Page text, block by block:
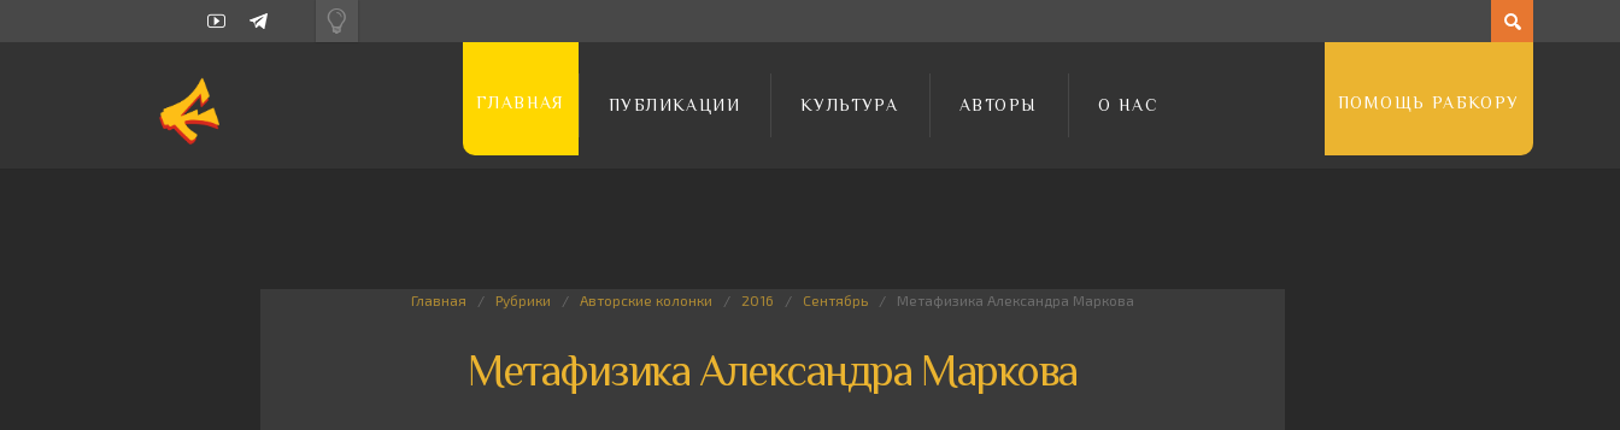
ГЛАВНАЯ ПУБЛИКАЦИИ КУЛЬТУРА АВТОРЫ О НАС ПОМОЩЬ РАБКОРУ
Главная Рубрики Авторские колонки 2016 Сентябрь Метафизика Александра Маркова
Метафизика Александра Маркова